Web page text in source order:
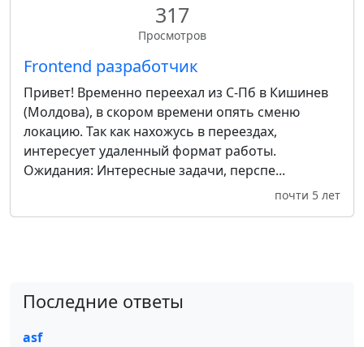
317
Просмотров
Frontend разработчик
Привет! Временно переехал из С-Пб в Кишинев
(Молдова), в скором времени опять сменю
локацию. Так как нахожусь в переездах,
интересует удаленный формат работы.
Ожидания: Интересные задачи, перспе...
почти 5 лет
Последние ответы
asf